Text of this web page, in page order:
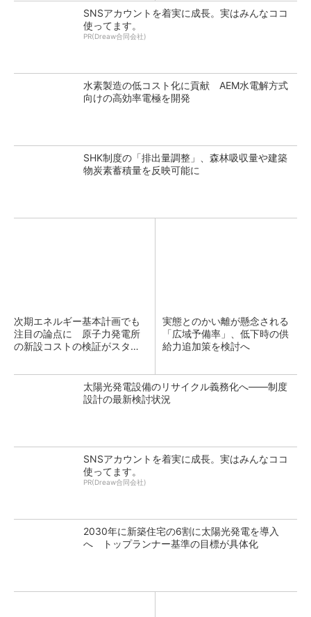
SNSアカウントを着実に成長。実はみんなココ
使ってます。
PR(Dreaw合同会社)
水素製造の低コスト化に貢献 AEM水電解方式
向けの高効率電極を開発
SHK制度の「排出量調整」、森林吸収量や建築
物炭素蓄積量を反映可能に
次期エネルギー基本計画でも
注目の論点に 原子力発電所
の新設コストの検証がスター
実態とのかい離が懸念される
「広域予備率」、低下時の供
給力追加策を検討へ
太陽光発電設備のリサイクル義務化へ――制度
設計の最新検討状況
SNSアカウントを着実に成長。実はみんなココ
使ってます。
PR(Dreaw合同会社)
2030年に新築住宅の6割に太陽光発電を導入
へ トップランナー基準の目標が具体化